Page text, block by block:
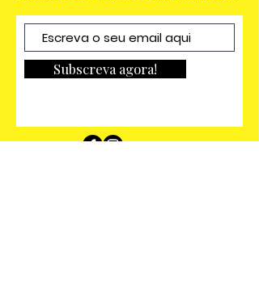
Subscreva agora!